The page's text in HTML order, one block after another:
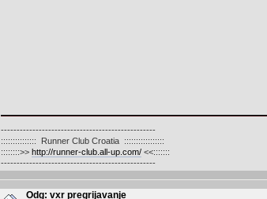
-------------------------------------------------
::::::::::::::: Runner Club Croatia :::::::::::::::::
::::::::>> http://runner-club.all-up.com/<<:::::::
-------------------------------------------------
Odg: vxr pregrijavanje